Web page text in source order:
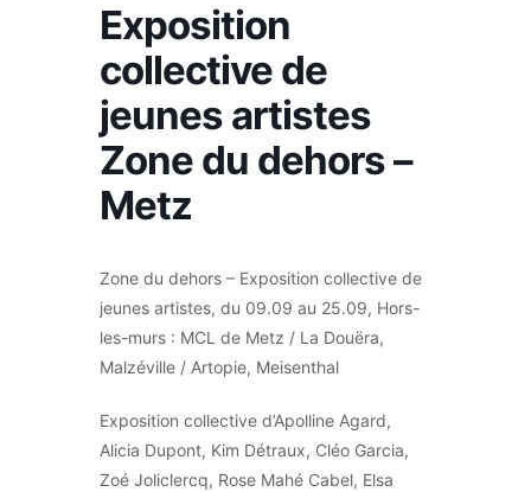
Exposition
collective de
jeunes artistes
Zone du dehors –
Metz
Zone du dehors – Exposition collective de
jeunes artistes, du 09.09 au 25.09, Hors-
les-murs : MCL de Metz / La Douëra,
Malzéville / Artopie, Meisenthal
Exposition collective d’Apolline Agard,
Alicia Dupont, Kim Détraux, Cléo Garcia,
Zoé Joliclercq, Rose Mahé Cabel, Elsa